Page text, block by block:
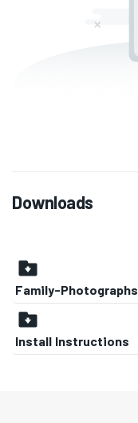
Downloads
Family-Photographs
Install Instructions